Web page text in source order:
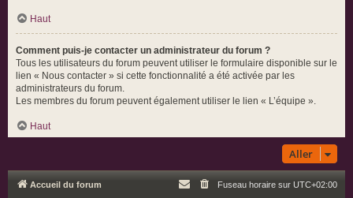
Haut
Comment puis-je contacter un administrateur du forum ?
Tous les utilisateurs du forum peuvent utiliser le formulaire disponible sur le
lien « Nous contacter » si cette fonctionnalité a été activée par les
administrateurs du forum.
Les membres du forum peuvent également utiliser le lien « L’équipe ».
Haut
Aller
Accueil du forum Fuseau horaire sur UTC+02:00